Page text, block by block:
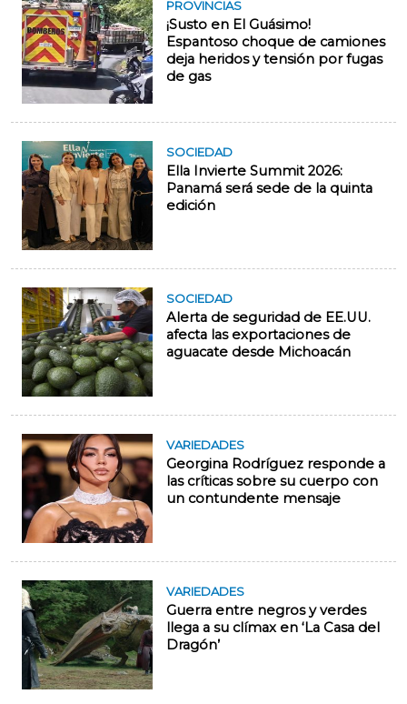
PROVINCIAS
¡Susto en El Guásimo!
Espantoso choque de camiones
deja heridos y tensión por fugas
de gas
SOCIEDAD
Ella Invierte Summit 2026:
Panamá será sede de la quinta
edición
SOCIEDAD
Alerta de seguridad de EE.UU.
afecta las exportaciones de
aguacate desde Michoacán
VARIEDADES
Georgina Rodríguez responde a
las críticas sobre su cuerpo con
un contundente mensaje
VARIEDADES
Guerra entre negros y verdes
llega a su clímax en ‘La Casa del
Dragón’